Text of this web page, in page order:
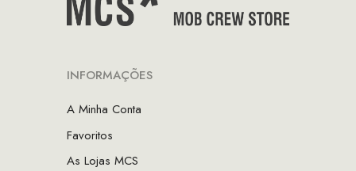
INFORMAÇÕES
A Minha Conta
Favoritos
As Lojas MCS